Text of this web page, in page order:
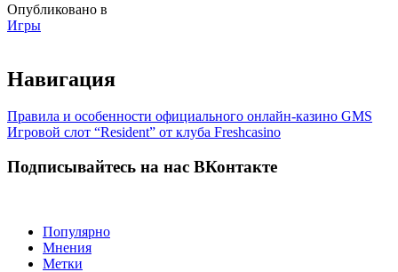
Опубликовано в
Игры
Навигация
Правила и особенности официального онлайн-казино GMS
Игровой слот “Resident” от клуба Freshcasino
Подписывайтесь на нас ВКонтакте
Популярно
Мнения
Метки